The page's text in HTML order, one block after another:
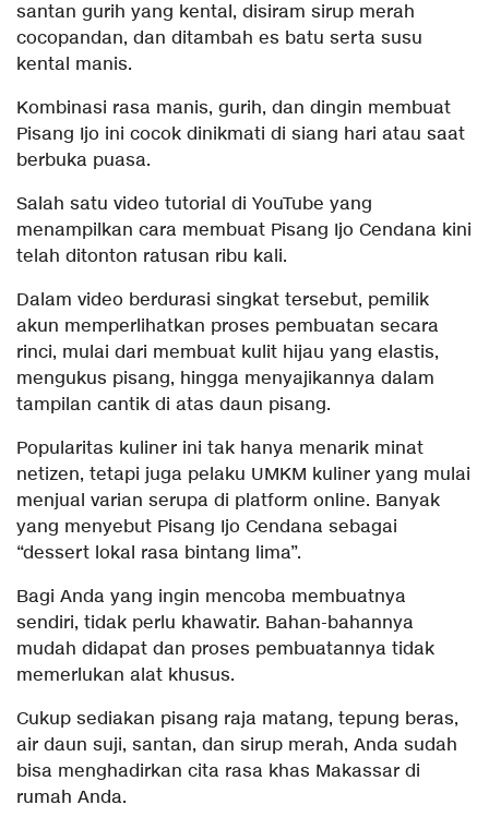
santan gurih yang kental, disiram sirup merah
cocopandan, dan ditambah es batu serta susu
kental manis.
Kombinasi rasa manis, gurih, dan dingin membuat
Pisang Ijo ini cocok dinikmati di siang hari atau saat
berbuka puasa.
Salah satu video tutorial di YouTube yang
menampilkan cara membuat Pisang Ijo Cendana kini
telah ditonton ratusan ribu kali.
Dalam video berdurasi singkat tersebut, pemilik
akun memperlihatkan proses pembuatan secara
rinci, mulai dari membuat kulit hijau yang elastis,
mengukus pisang, hingga menyajikannya dalam
tampilan cantik di atas daun pisang.
Popularitas kuliner ini tak hanya menarik minat
netizen, tetapi juga pelaku UMKM kuliner yang mulai
menjual varian serupa di platform online. Banyak
yang menyebut Pisang Ijo Cendana sebagai
“dessert lokal rasa bintang lima”.
Bagi Anda yang ingin mencoba membuatnya
sendiri, tidak perlu khawatir. Bahan-bahannya
mudah didapat dan proses pembuatannya tidak
memerlukan alat khusus.
Cukup sediakan pisang raja matang, tepung beras,
air daun suji, santan, dan sirup merah, Anda sudah
bisa menghadirkan cita rasa khas Makassar di
rumah Anda.